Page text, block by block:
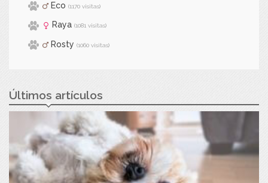
Eco (1170 visitas)
Raya (1081 visitas)
Rosty (1060 visitas)
Últimos artículos